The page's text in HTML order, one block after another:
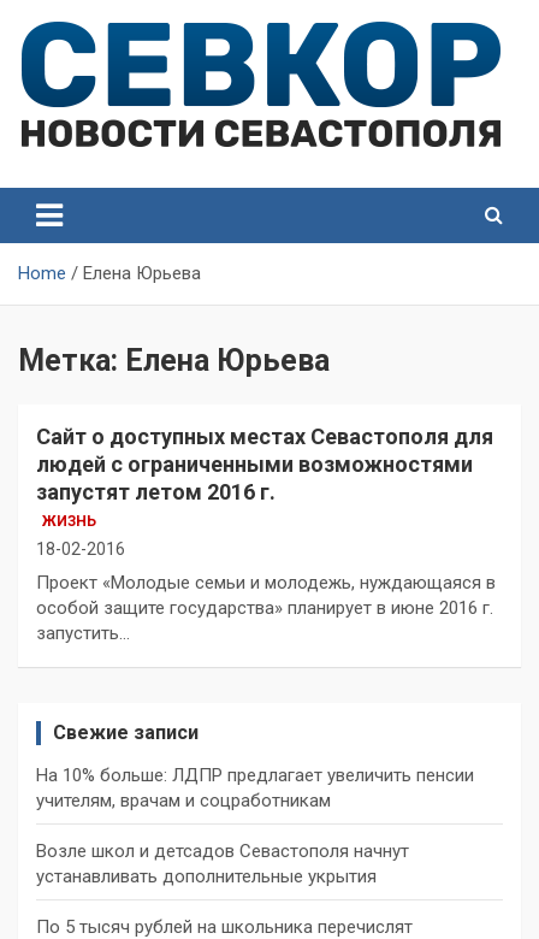
content
Севастополя
Севастополя
Home Елена Юрьева
Метка: Елена Юрьева
Сайт о доступных местах Севастополя для
людей с ограниченными возможностями
запустят летом 2016 г.
ЖИЗНЬ
18-02-2016
Проект «Молодые семьи и молодежь, нуждающаяся в
особой защите государства» планирует в июне 2016 г.
запустить…
Свежие записи
На 10% больше: ЛДПР предлагает увеличить пенсии
учителям, врачам и соцработникам
Возле школ и детсадов Севастополя начнут
устанавливать дополнительные укрытия
По 5 тысяч рублей на школьника перечислят